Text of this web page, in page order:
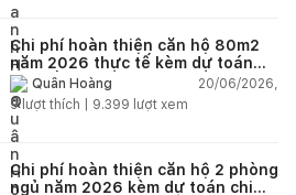
Chi phí hoàn thiện căn hộ 80m2
năm 2026 thực tế kèm dự toán
chi tiết từng hạng mục
Quân Hoàng
20/06/2026,
9lượt thích | 9.399 lượt xem
Chi phí hoàn thiện căn hộ 2 phòng
ngủ năm 2026 kèm dự toán chi